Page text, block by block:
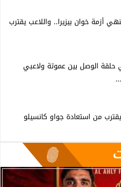
أزمة خوان بيزيرا.. واللاعب يقترب
الوصل بين عموتة ولاعبي
من استعادة جواو كانسيلو